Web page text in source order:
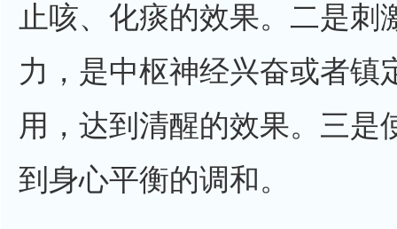
止咳、化痰的效果。二是刺
力，是中枢神经兴奋或者镇
用，达到清醒的效果。三是
到身心平衡的调和。